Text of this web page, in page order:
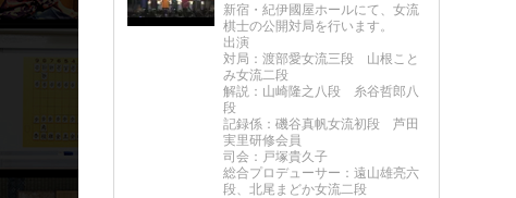
新宿・紀伊國屋ホールにて、女流
棋士の公開対局を行います。
出演
対局：渡部愛女流三段 山根こと
み女流二段
解説：山崎隆之八段 糸谷哲郎八
段
記録係：磯谷真帆女流初段 芦田
実里研修会員
司会：戸塚貴久子
総合プロデューサー：遠山雄亮六
段、北尾まどか女流二段